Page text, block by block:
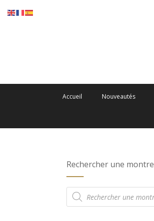
Accueil Nouveautés
Rechercher une montre
Recherche
de
produits